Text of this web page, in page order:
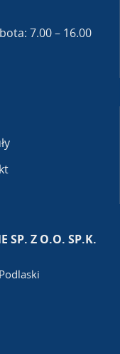
7.00 – 16.00
SP. Z O.O. SP.K.